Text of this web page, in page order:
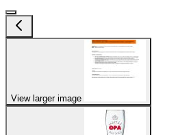
View larger image